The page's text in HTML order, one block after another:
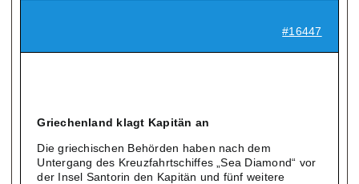
#16447
Griechenland klagt Kapitän an
Die griechischen Behörden haben nach dem
Untergang des Kreuzfahrtschiffes „Sea Diamond“ vor
der Insel Santorin den Kapitän und fünf weitere